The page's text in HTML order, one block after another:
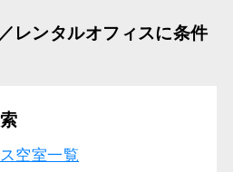
レンタルオフィスに条件
空室一覧